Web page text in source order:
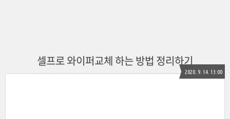
셀프로 와이퍼교체 하는 방법 정리하기
2020. 9. 14. 13:00